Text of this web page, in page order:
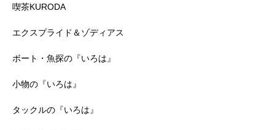
喫茶KURODA
エクスプライド＆ゾディアス
ボート・魚探の『いろは』
小物の『いろは』
タックルの『いろは』